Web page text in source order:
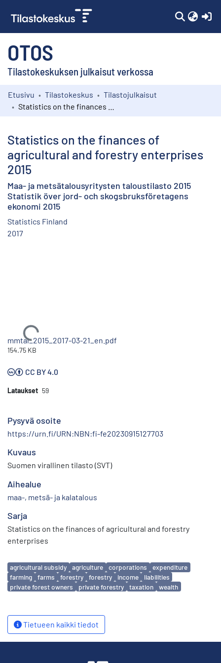
OTOS
Tilastokeskuksen julkaisut verkossa
Kokoelmat
Etusivu Tilastokeskus
Tilastojulkaisut
Statistics on the finances of
agricultural and forestry enterprises
2015
Maa- ja metsätalousyritysten taloustilasto 2015
Statistik över jord- och skogsbruksföretagens
ekonomi 2015
Statistics Finland
2017
Ladataan...
mmtal_2015_2017-03-21_en.pdf
154.75 KB
CC BY 4.0
Lataukset 59
Pysyvä osoite
https://urn.fi/URN:NBN:fi-fe20230915127703
Kuvaus
Suomen virallinen tilasto (SVT)
Aihealue
maa-, metsä- ja kalatalous
Sarja
Statistics on the finances of agricultural and forestry
enterprises
Avainsanat
agricultural subsidy agriculture corporations
expenditure
farming
farms forestry forestry income
liabilities
private forest owners
private forestry taxation wealth
Tietueen kaikki tiedot